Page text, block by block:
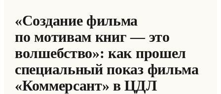
«Создание фильма
по мотивам книг — это
волшебство»: как прошел
специальный показ фильма
«Коммерсант» в ЦДЛ